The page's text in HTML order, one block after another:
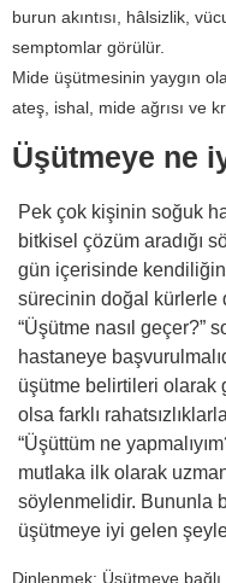
burun akıntısı, hâlsizlik,
semptomlar görülür.
Mide üşütmesinin yaygın
ateş, ishal, mide ağrısı ve
Üşütmeye ne
Pek çok kişinin soğuk
bitkisel çözüm aradığı
gün içerisinde
sürecinin doğal kürlerle
“Üşütme nasıl geçer?”
hastaneye
üşütme belirtileri olarak
olsa farklı
“Üşüttüm ne
mutlaka ilk olarak
söylenmelidir. Bununla
üşütmeye iyi gelen
Dinlenmek: Üşütmeye